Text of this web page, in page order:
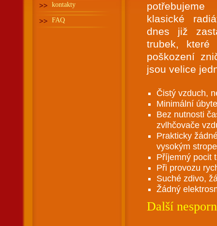
klasické
dnes již
trubek,
poškození
jsou velice
Čistý vzduch,
Minimální
Bez nutnosti
zvlhčovače
Prakticky
vysokým
Příjemný pocit
Při provozu
Suché zdivo,
Žádný
Další
kontakty
FAQ